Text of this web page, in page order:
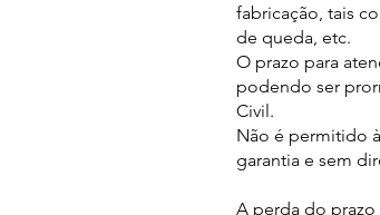
fabricação, tais
de queda, etc.
O prazo para
podendo ser
Civil.
Não é permitido
garantia e sem
A perda do